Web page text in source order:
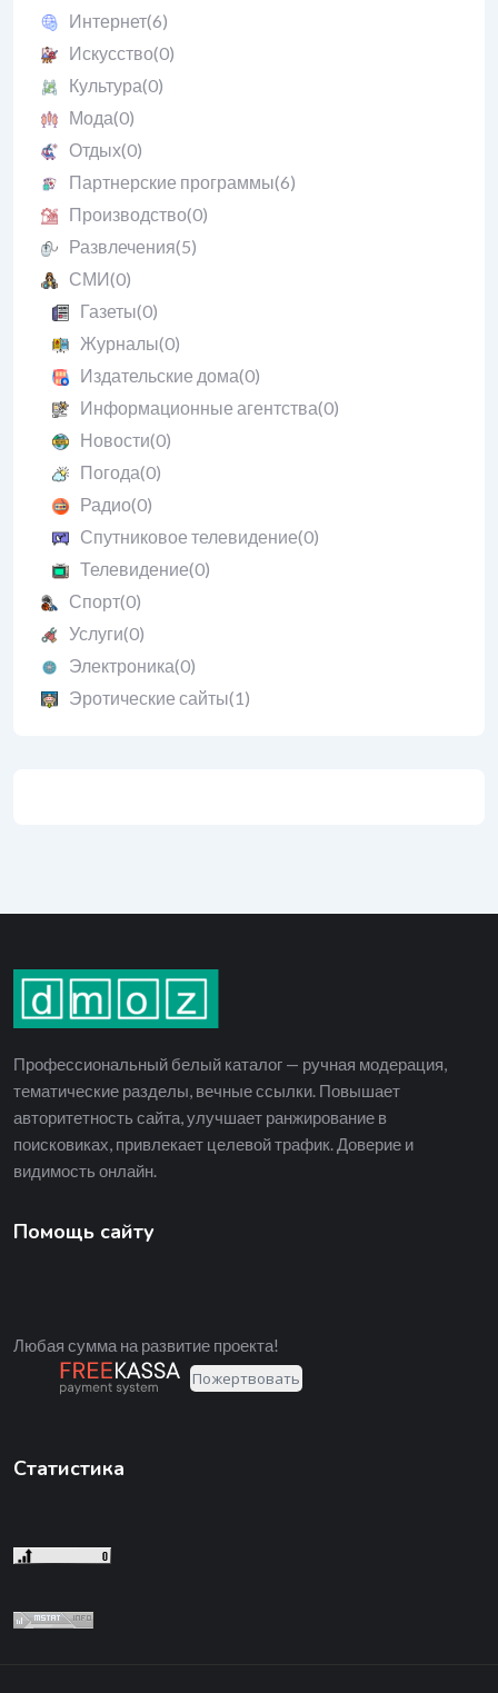
Интернет(6)
Искусство(0)
Культура(0)
Мода(0)
Отдых(0)
Партнерские программы(6)
Производство(0)
Развлечения(5)
СМИ(0)
Газеты(0)
Журналы(0)
Издательские дома(0)
Информационные агентства(0)
Новости(0)
Погода(0)
Радио(0)
Спутниковое телевидение(0)
Телевидение(0)
Спорт(0)
Услуги(0)
Электроника(0)
Эротические сайты(1)
Профессиональный белый каталог — ручная модерация,
тематические разделы, вечные ссылки. Повышает
авторитетность сайта, улучшает ранжирование в
поисковиках, привлекает целевой трафик. Доверие и
видимость онлайн.
Помощь сайту
Любая сумма на развитие проекта!
Статистика